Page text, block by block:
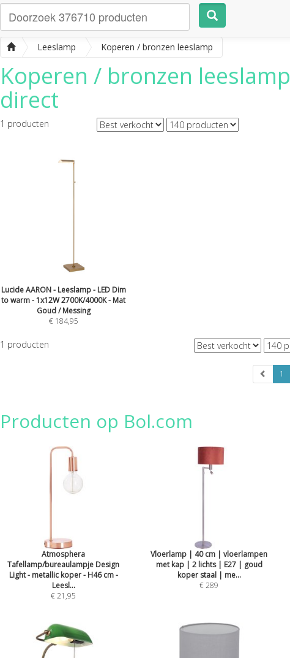
Leeslamp Koperen / bronzen leeslamp
Koperen / bronzen leeslamp
direct
1 producten
Lucide AARON - Leeslamp - LED Dim
to warm - 1x12W 2700K/4000K - Mat
Goud / Messing
€ 184,95
1 producten
1
Producten op Bol.com
Atmosphera
Tafellamp/bureaulampje Design
Light - metallic koper - H46 cm -
Leesl...
€ 21,95
Vloerlamp | 40 cm | vloerlampen
met kap | 2 lichts | E27 | goud
koper staal | me...
€ 289